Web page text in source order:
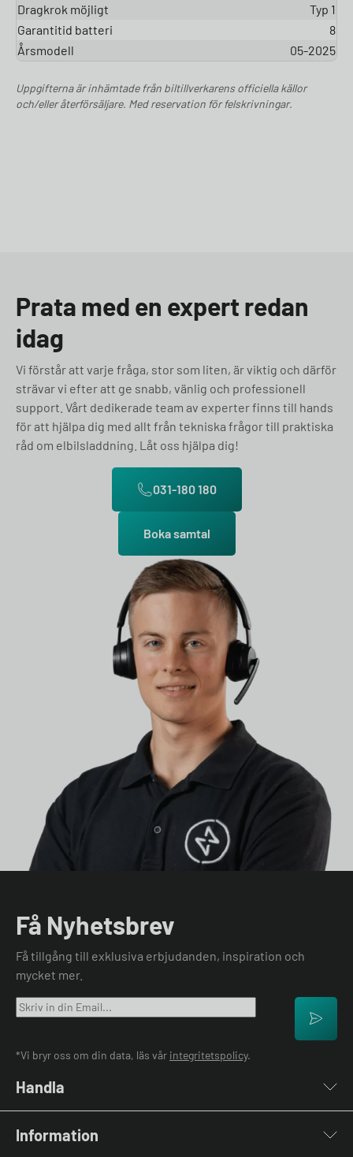
Dragkrok möjligt
Typ 1
Garantitid batteri
8
Årsmodell
05-2025
Uppgifterna är inhämtade från biltillverkarens officiella källor
och/eller återförsäljare. Med reservation för felskrivningar.
Prata med en expert redan
idag
Vi förstår att varje fråga, stor som liten, är viktig och därför
strävar vi efter att ge snabb, vänlig och professionell
support. Vårt dedikerade team av experter finns till hands
för att hjälpa dig med allt från tekniska frågor till praktiska
råd om elbilsladdning. Låt oss hjälpa dig!
031-180 180
Boka samtal
Få Nyhetsbrev
Få tillgång till exklusiva erbjudanden, inspiration och
mycket mer.
*Vi bryr oss om din data, läs vår integritetspolicy.
Handla
Laddkablar
Information